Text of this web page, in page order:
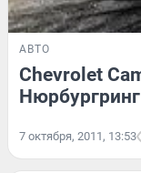
АВТО
Chevrolet
7 октября, 2011, 13:53